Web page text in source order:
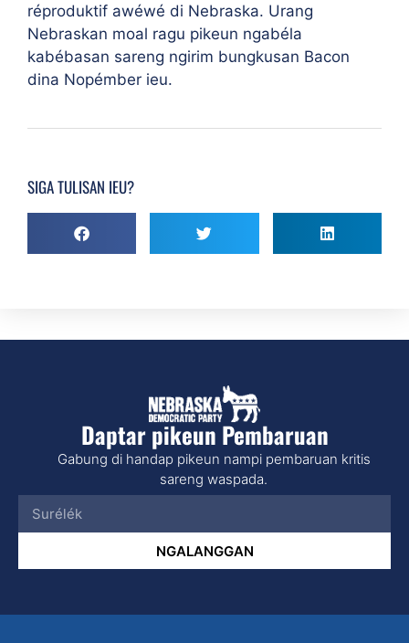
réproduktif awéwé di Nebraska. Urang
Nebraskan moal ragu pikeun ngabéla
kabébasan sareng ngirim bungkusan Bacon
dina Nopémber ieu.
SIGA TULISAN IEU?
Daptar pikeun Pembaruan
Gabung di handap pikeun nampi pembaruan kritis
sareng waspada.
NGALANGGAN